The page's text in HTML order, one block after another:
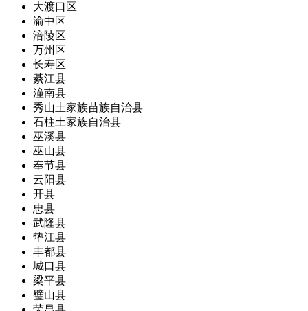
大渡口区
渝中区
涪陵区
万州区
长寿区
綦江县
潼南县
秀山土家族苗族自治县
石柱土家族自治县
巫溪县
巫山县
奉节县
云阳县
开县
忠县
武隆县
垫江县
丰都县
城口县
梁平县
璧山县